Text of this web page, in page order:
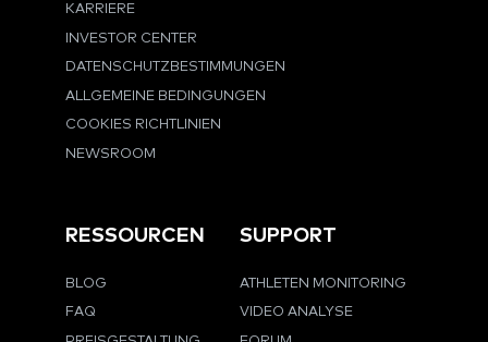
KARRIERE
INVESTOR CENTER
DATENSCHUTZBESTIMMUNGEN
ALLGEMEINE BEDINGUNGEN
COOKIES RICHTLINIEN
NEWSROOM
RESSOURCEN
BLOG
FAQ
SUPPORT
ATHLETEN MONITORING
VIDEO ANALYSE